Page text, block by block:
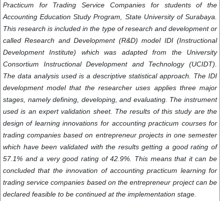
Practicum for Trading Service Companies for students of the
Accounting Education Study Program, State University of Surabaya.
This research is included in the type of research and development or
called Research and Development (R&D) model IDI (Instructional
Development Institute) which was adapted from the University
Consortium Instructional Development and Technology (UCIDT).
The data analysis used is a descriptive statistical approach. The IDI
development model that the researcher uses applies three major
stages, namely defining, developing, and evaluating. The instrument
used is an expert validation sheet. The results of this study are the
design of learning innovations for accounting practicum courses for
trading companies based on entrepreneur projects in one semester
which have been validated with the results getting a good rating of
57.1% and a very good rating of 42.9%. This means that it can be
concluded that the innovation of accounting practicum learning for
trading service companies based on the entrepreneur project can be
declared feasible to be continued at the implementation stage.